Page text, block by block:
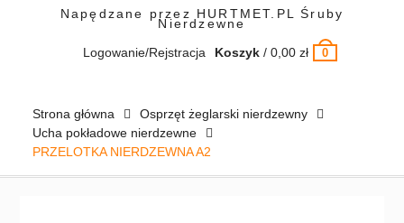
Napędzane przez HURTMET.PL Śruby
Nierdzewne
Logowanie/Rejstracja
Koszyk /0,00zł 0
Strona główna
Osprzęt żeglarski nierdzewny
Ucha pokładowe nierdzewne
PRZELOTKA NIERDZEWNA A2